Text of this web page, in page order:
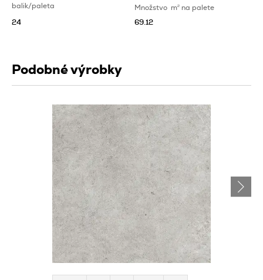
balik/paleta
24
Množstvom2 na palete
69.12
Podobné výrobky